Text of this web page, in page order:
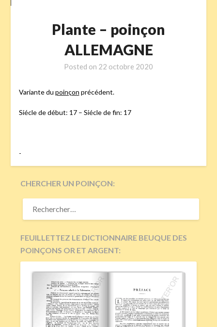
Plante – poinçon
ALLEMAGNE
Posted on 22 octobre 2020
Variante du poinçon précédent.
Siécle de début: 17 – Siécle de fin: 17
-
CHERCHER UN POINÇON:
RECHERCHER :
FEUILLETTEZ LE DICTIONNAIRE BEUQUE DES
POINÇONS OR ET ARGENT: